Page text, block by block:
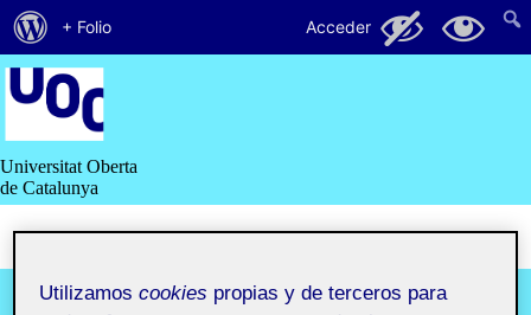
Saltar
contenido
Universitat Oberta
de Catalunya
Acerca
de
WordPress
+ Folio Acceder 24 6
Utilizamoscookies propias y de terceros para